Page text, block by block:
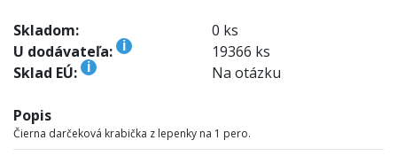
Skladom:
0 ks
U dodávateľa:
i
19366 ks
Sklad EÚ:
i Na otázku
Popis
Čierna darčeková krabička z lepenky na 1 pero.